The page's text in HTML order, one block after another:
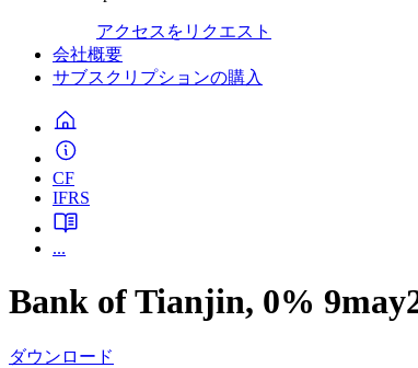
アクセスをリクエスト
会社概要
サブスクリプションの購入
CF
IFRS
...
Bank of Tianjin, 0%
ダウンロード